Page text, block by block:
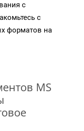
с
с
форматов на
MS